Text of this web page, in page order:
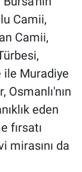
Camii,
Camii,
ile Muradiye
Osmanlı'nın
eden
fırsatı
mirasını da